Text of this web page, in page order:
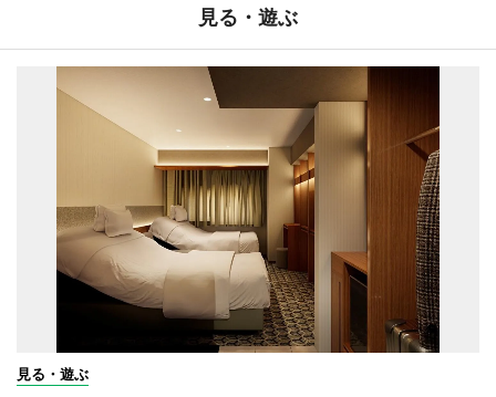
見る・遊ぶ
見る・遊ぶ